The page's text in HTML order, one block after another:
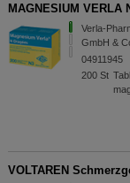
MAGNESIUM VERLA
Verla-
GmbH &
04911945
200 St
VOLTAREN